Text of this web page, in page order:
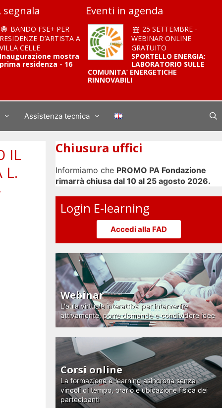
segnala
BANDO FSE+ PER
RESIDENZE D’ARTISTA A
VILLA CELLE
Inaugurazione mostra
prima residenza - 16
Eventi in agenda
25 SETTEMBRE -
WEBINAR ONLINE
GRATUITO
SPORTELLO ENERGIA:
LABORATORIO SULLE
COMUNITA’ ENERGETICHE
RINNOVABILI
Assistenza tecnica
IL
L.
Chiusura uffici
Informiamo che PROMO PA Fondazione
rimarrà chiusa dal 10 al 25 agosto 2026.
Login E-learning
Accedi alla FAD
Webinar
L'aula virtuale interattiva per intervenire
attivamente, porre domande e condividere idee
Corsi online
La formazione e-learning asincrona senza
vincoli di tempo, orario e ubicazione fisica dei
partecipanti